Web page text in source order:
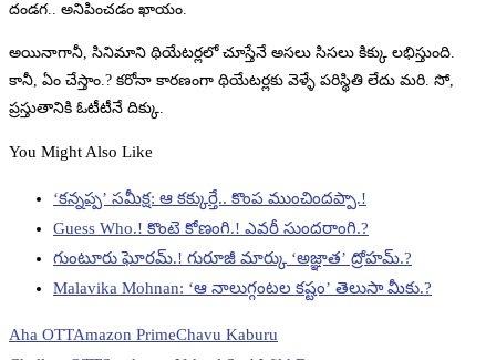
దండగ.. అనిపించడం ఖాయం.
అయినాగానీ, సినిమాని థియేటర్లలో చూస్తేనే అసలు సిసలు కిక్కు లభిస్తుంది.
కానీ, ఏం చేస్తాం.? కరోనా కారణంగా థియేటర్లకు వెళ్ళే పరిస్థితి లేదు మరి. సో,
ప్రస్తుతానికి ఓటీటీనే దిక్కు.
You Might Also Like
‘కన్నప్ప’ సమీక్ష: ఆ కక్కుర్తే.. కొంప ముంచిందప్పా.!
Guess Who.! కొంటె కోణంగి.! ఎవరీ సుందరాంగి.?
గుంటూరు ఘోరమ్.! గురూజీ మార్కు ‘అజ్ఞాత’ ద్రోహమ్.?
Malavika Mohnan: ‘ఆ నాలుగ్గంటల కష్టం’ తెలుసా మీకు.?
Aha OTTAmazon PrimeChavu Kaburu